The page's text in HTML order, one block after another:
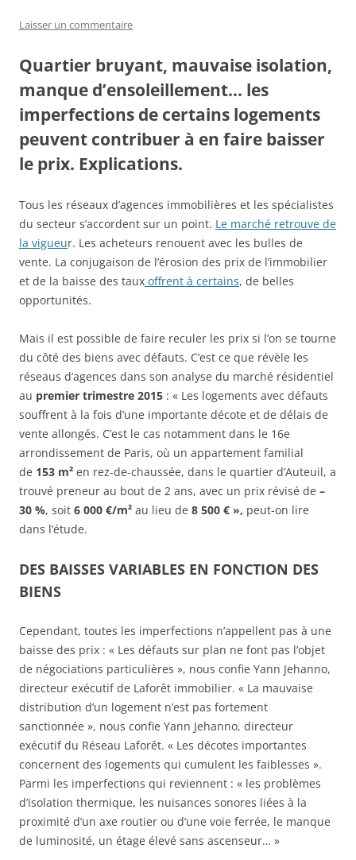
Laisser un commentaire
Quartier bruyant, mauvaise isolation,
manque d’ensoleillement… les
imperfections de certains logements
peuvent contribuer à en faire baisser
le prix. Explications.
Tous les réseaux d’agences immobilières et les spécialistes
du secteur s’accordent sur un point. Le marché retrouve de
la vigueur. Les acheteurs renouent avec les bulles de
vente. La conjugaison de l’érosion des prix de l’immobilier
et de la baisse des taux offrent à certains, de belles
opportunités.
Mais il est possible de faire reculer les prix si l’on se tourne
du côté des biens avec défauts. C’est ce que révèle les
réseaus d’agences dans son analyse du marché résidentiel
au premier trimestre 2015 : « Les logements avec défauts
souffrent à la fois d’une importante décote et de délais de
vente allongés. C’est le cas notamment dans le 16e
arrondissement de Paris, où un appartement familial
de 153 m² en rez-de-chaussée, dans le quartier d’Auteuil, a
trouvé preneur au bout de 2 ans, avec un prix révisé de –
30 %, soit 6 000 €/m² au lieu de 8 500 € », peut-on lire
dans l’étude.
DES BAISSES VARIABLES EN FONCTION DES
BIENS
Cependant, toutes les imperfections n’appellent pas à une
baisse des prix : « Les défauts sur plan ne font pas l’objet
de négociations particulières », nous confie Yann Jehanno,
directeur exécutif de Laforêt immobilier. « La mauvaise
distribution d’un logement n’est pas fortement
sanctionnée », nous confie Yann Jehanno, directeur
exécutif du Réseau Laforêt. « Les décotes importantes
concernent des logements qui cumulent les faiblesses ».
Parmi les imperfections qui reviennent : « les problèmes
d’isolation thermique, les nuisances sonores liées à la
proximité d’un axe routier ou d’une voie ferrée, le manque
de luminosité, un étage élevé sans ascenseur… »